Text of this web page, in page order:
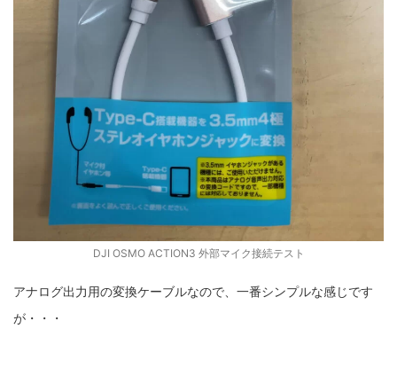
DJI OSMO ACTION3 外部マイク接続テスト
アナログ出力用の変換ケーブルなので、一番シンプルな感じです
が・・・